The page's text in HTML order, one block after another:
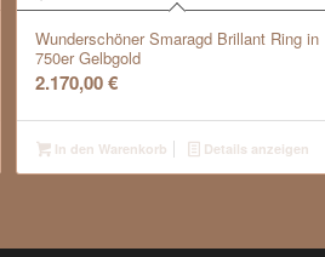
Wunderschöner Smaragd Brillant Ring in
750er Gelbgold
2.170,00€
In den Warenkorb Details anzeigen